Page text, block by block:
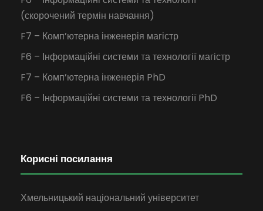
(скорочений термін навчання)
F7 – Комп’ютерна інженерія магістр
F6 – Інформаційні системи та технології магістр
F7 – Комп’ютерна інженерія PhD
F6 – Інформаційні системи та технології PhD
Корисні посилання
Хмельницький національний університет